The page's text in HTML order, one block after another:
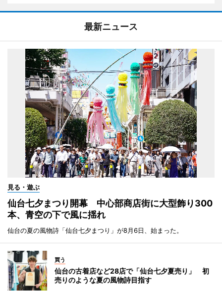
最新ニュース
見る・遊ぶ
仙台七夕まつり開幕 中心部商店街に大型飾り300
本、青空の下で風に揺れ
仙台の夏の風物詩「仙台七夕まつり」が8月6日、始まった。
買う
仙台の古着店など28店で「仙台七夕夏売り」 初
売りのような夏の風物詩目指す